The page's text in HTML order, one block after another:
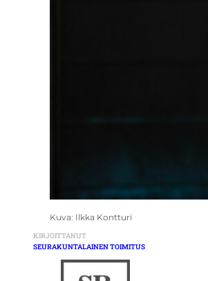
Kuva: Ilkka Kontturi
KIRJOITTANUT
SEURAKUNTALAINEN TOIMITUS